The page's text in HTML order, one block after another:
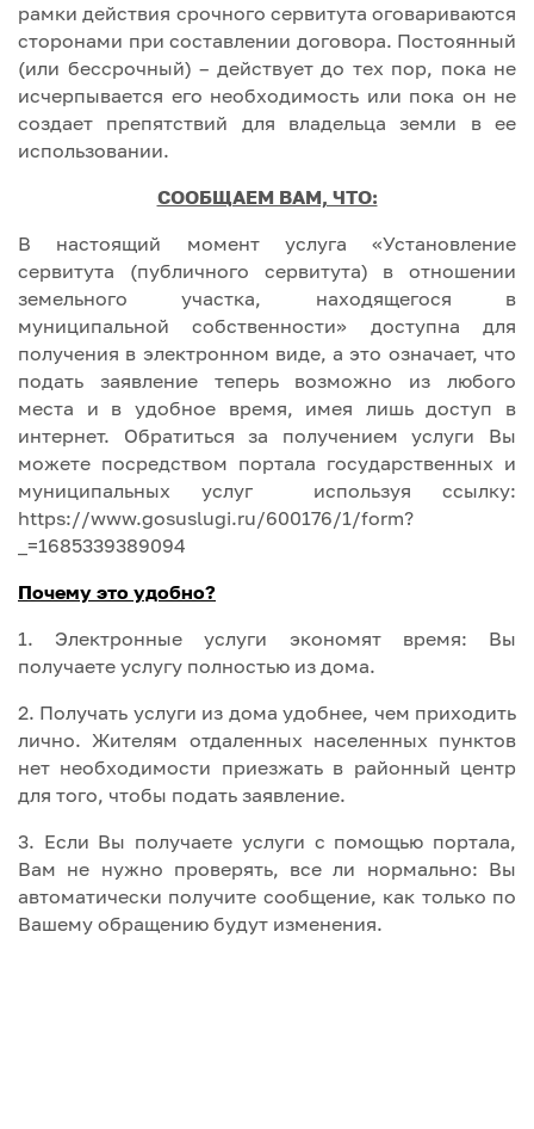
рамки действия срочного сервитута оговариваются
сторонами при составлении договора. Постоянный
(или бессрочный) – действует до тех пор, пока не
исчерпывается его необходимость или пока он не
создает препятствий для владельца земли в ее
использовании.
СООБЩАЕМ ВАМ, ЧТО:
В настоящий момент услуга «Установление
сервитута (публичного сервитута) в отношении
земельного участка, находящегося в
муниципальной собственности» доступна для
получения в электронном виде, а это означает, что
подать заявление теперь возможно из любого
места и в удобное время, имея лишь доступ в
интернет. Обратиться за получением услуги Вы
можете посредством портала государственных и
муниципальных услуг используя ссылку:
https://www.gosuslugi.ru/600176/1/form?
_=1685339389094
Почему это удобно?
1. Электронные услуги экономят время: Вы
получаете услугу полностью из дома.
2. Получать услуги из дома удобнее, чем приходить
лично. Жителям отдаленных населенных пунктов
нет необходимости приезжать в районный центр
для того, чтобы подать заявление.
3. Если Вы получаете услуги с помощью портала,
Вам не нужно проверять, все ли нормально: Вы
автоматически получите сообщение, как только по
Вашему обращению будут изменения.